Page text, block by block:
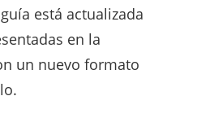
está actualizada
en la
un nuevo formato